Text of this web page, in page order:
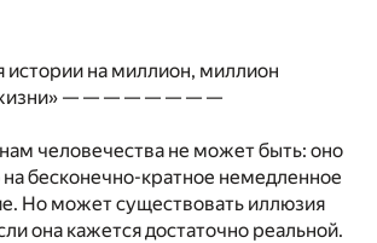
истории на миллион, миллион
— — — — — — — —
человечества не может быть: оно
на бесконечно-кратное немедленное
Но может существовать иллюзия
она кажется достаточно реальной.